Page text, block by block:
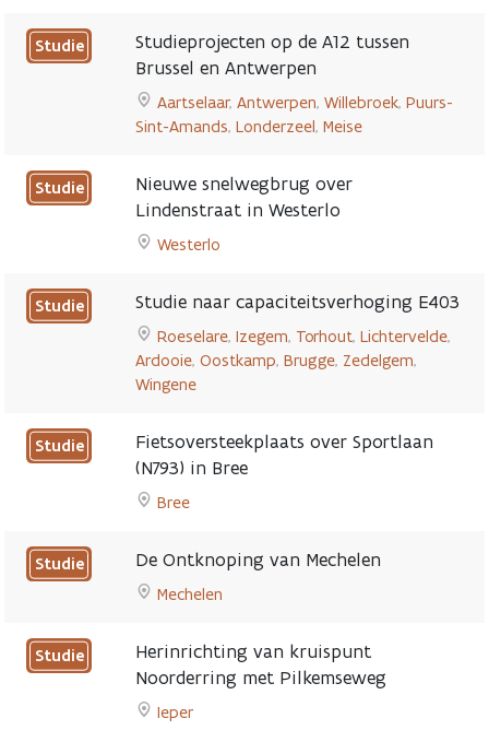
Tielt-
Winge
van
herstel
de
toekomst
to
Herinrichting
Kapelsesteenweg
in
Brasschaat/Ekeren
Studie
Studieprojecten op de A12 tussen
Brussel en Antwerpen
Aartselaar, Antwerpen, Willebroek, Puurs-
Sint-Amands, Londerzeel, Meise
to
Studieprojecten
op
de
tussen
en
Antwerpen
page
Studie
Nieuwe snelwegbrug over
Lindenstraat in Westerlo
Westerlo
to
snelwegbrug
over
Lindenstraat
Westerlo
page
Studie Studie naar capaciteitsverhoging E403
Roeselare, Izegem, Torhout, Lichtervelde,
Ardooie, Oostkamp, Brugge, Zedelgem,
Wingene
to
Studie
naar
capaciteitsverhoging
page
Studie
Fietsoversteekplaats over Sportlaan
(N793) in Bree
Bree
to
Fietsoversteekplaats
over
(N793)
in
page
Studie De Ontknoping van Mechelen
Mechelen
to
Ontknoping
van
Studie
Herinrichting van kruispunt
Noorderring met Pilkemseweg
Ieper